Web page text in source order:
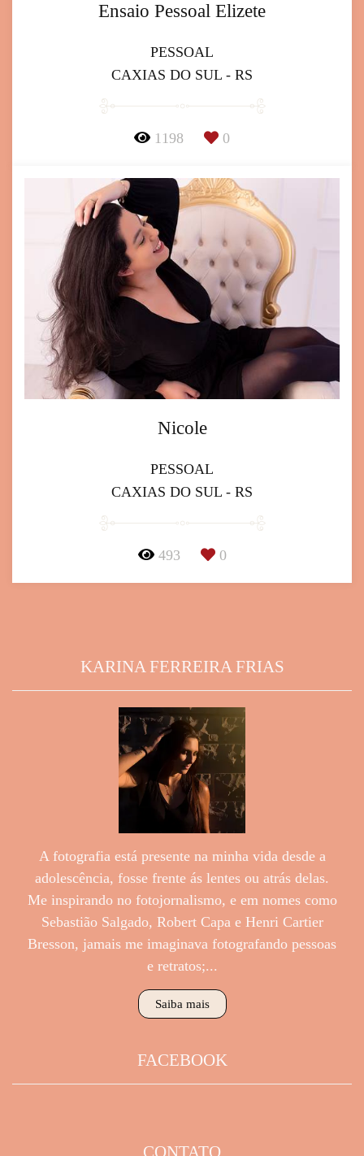
Ensaio Pessoal Elizete
PESSOAL
CAXIAS DO SUL - RS
1198 0
Nicole
PESSOAL
CAXIAS DO SUL - RS
493 0
KARINA FERREIRA FRIAS
A fotografia está presente na minha vida desde a
adolescência, fosse frente ás lentes ou atrás delas.
Me inspirando no fotojornalismo, e em nomes como
Sebastião Salgado, Robert Capa e Henri Cartier
Bresson, jamais me imaginava fotografando pessoas
e retratos;...
Saiba mais
FACEBOOK
CONTATO